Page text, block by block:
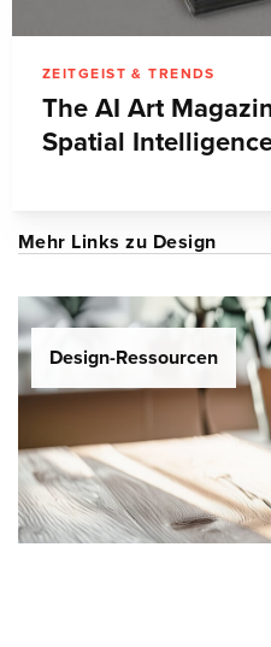
ZEITGEIST & TRENDS
The AI Art
Spatial
Mehr Links zu Design
Design-Ressourcen